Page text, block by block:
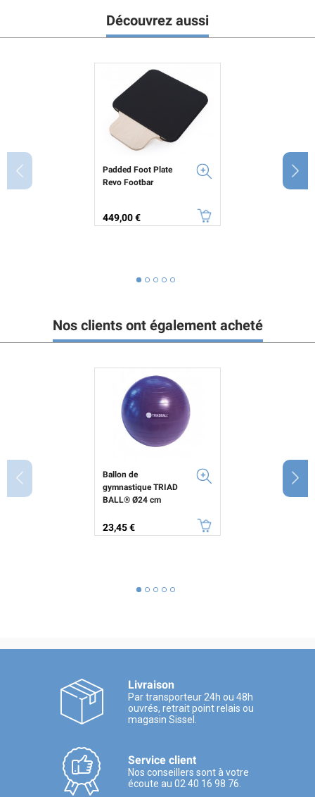
Découvrez aussi
Padded Foot Plate
Revo Footbar
Prix
449,00 €
Nos clients ont également acheté
Ballon de
gymnastique TRIAD
BALL® Ø24 cm
Prix
23,45 €
Livraison
Par transporteur 24h ou 48h
ouvrés, retrait point relais ou
magasin Sissel.
Service client
Nos conseillers sont à votre
écoute au 02 40 16 98 76.